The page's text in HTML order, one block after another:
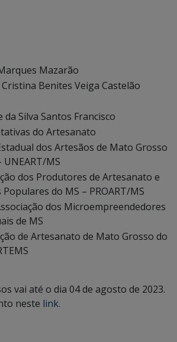
Mazarão
Benites Veiga Castelão
da Silva Santos Francisco
do Artesanato
dos Artesãos de Mato Grosso
UNEART/MS
dos Produtores de Artesanato e
do MS – PROART/MS
dos Microempreendedores
de MS
de Artesanato de Mato Grosso do
vai até o dia 04 de agosto de 2023.
neste link.